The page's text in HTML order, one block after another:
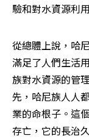
驗和對水資源利
從總體上說，哈
滿足了人們生活
族對水資源的管
先，哈尼族人人
業的命根子。這
存亡，它的長治